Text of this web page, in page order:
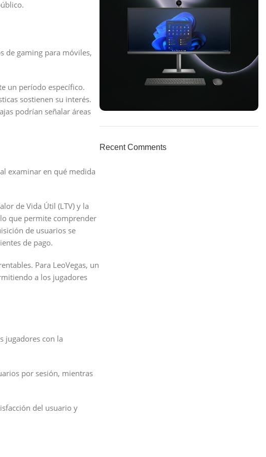
de gaming para móviles,
un período específico.
sostienen su interés.
podrían señalar áreas
examinar en qué medida
de Vida Útil (LTV) y la
que permite comprender
de usuarios se
de pago.
Para LeoVegas, un
a los jugadores
jugadores con la
por sesión, mientras
del usuario y
HP Envy 34
Recent Comments